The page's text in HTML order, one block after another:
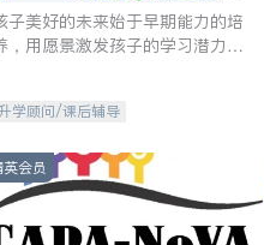
子美好的未来始于早期能力的培
，用愿景激发孩子的学习潜力和
学顾问/课后辅导
英会员